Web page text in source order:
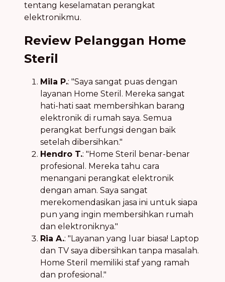
tentang keselamatan perangkat
elektronikmu.
Review Pelanggan Home
Steril
Mila P.: "Saya sangat puas dengan
layanan Home Steril. Mereka sangat
hati-hati saat membersihkan barang
elektronik di rumah saya. Semua
perangkat berfungsi dengan baik
setelah dibersihkan."
Hendro T.: "Home Steril benar-benar
profesional. Mereka tahu cara
menangani perangkat elektronik
dengan aman. Saya sangat
merekomendasikan jasa ini untuk siapa
pun yang ingin membersihkan rumah
dan elektroniknya."
Ria A.: "Layanan yang luar biasa! Laptop
dan TV saya dibersihkan tanpa masalah.
Home Steril memiliki staf yang ramah
dan profesional."